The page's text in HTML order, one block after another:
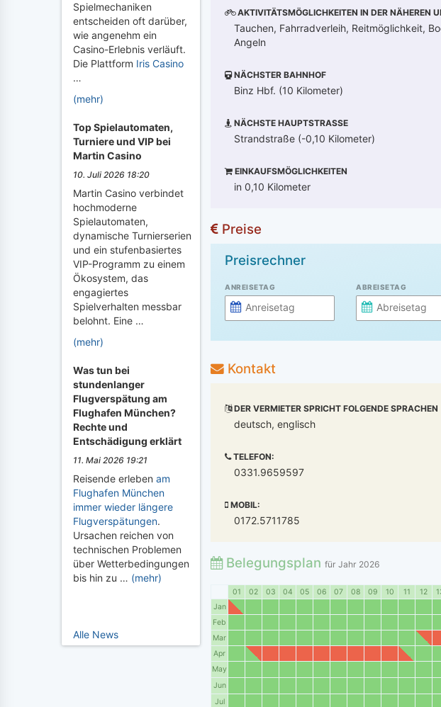
Spielmechaniken
entscheiden oft darüber,
wie angenehm ein
Casino-Erlebnis verläuft.
Die Plattform Iris Casino
…
(mehr)
Top Spielautomaten,
Turniere und VIP bei
Martin Casino
10. Juli 2026 18:20
Martin Casino verbindet
hochmoderne
Spielautomaten,
dynamische Turnierserien
und ein stufenbasiertes
VIP-Programm zu einem
Ökosystem, das
engagiertes
Spielverhalten messbar
belohnt. Eine …
(mehr)
Was tun bei
stundenlanger
Flugverspätung am
Flughafen München?
Rechte und
Entschädigung erklärt
11. Mai 2026 19:21
Reisende erleben am
Flughafen München
immer wieder längere
Flugverspätungen.
Ursachen reichen von
technischen Problemen
über Wetterbedingungen
bis hin zu … (mehr)
Alle News
AKTIVITÄTSMÖGLICHKEITEN IN DER NÄHEREN
Tauchen, Fahrradverleih, Reitmöglichkeit,
Angeln
NÄCHSTER BAHNHOF
Binz Hbf. (10 Kilometer)
NÄCHSTE HAUPTSTRASSE
Strandstraße (-0,10 Kilometer)
EINKAUFSMÖGLICHKEITEN
in 0,10 Kilometer
Preise
Preisrechner
ANREISETAG ABREISETAG
Kontakt
DER VERMIETER SPRICHT FOLGENDE SPRACHEN
deutsch, englisch
TELEFON:
0331.9659597
MOBIL:
0172.5711785
Belegungsplan für Jahr 2026
01 02 03 04 05 06 07 08 09 10 11 12
Jan
Feb
Mar
Apr
May
Jun
Jul